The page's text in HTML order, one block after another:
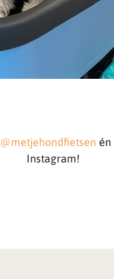
@metjehondfietsen én
Instagram!